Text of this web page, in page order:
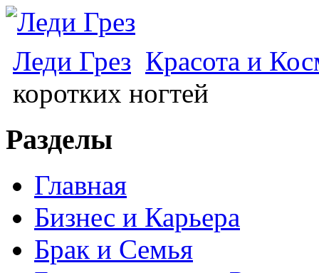
Леди Грез Красота и
коротких ногтей
Разделы
Главная
Бизнес и Карьера
Брак и Семья